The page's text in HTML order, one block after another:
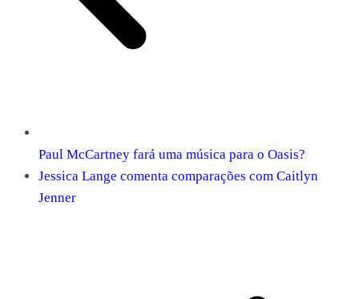
Paul McCartney fará uma música para o Oasis?
Jessica Lange comenta comparações com Caitlyn
Jenner